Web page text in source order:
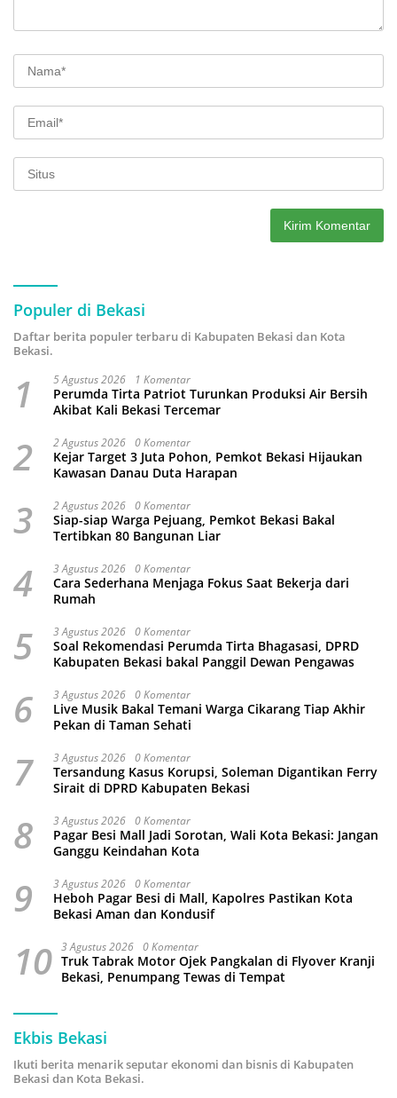
Populer di Bekasi
Daftar berita populer terbaru di Kabupaten Bekasi dan Kota
Bekasi.
1 5 Agustus 2026 1 Komentar
Perumda Tirta Patriot Turunkan Produksi Air Bersih
Akibat Kali Bekasi Tercemar
2 2 Agustus 2026 0 Komentar
Kejar Target 3 Juta Pohon, Pemkot Bekasi Hijaukan
Kawasan Danau Duta Harapan
3 2 Agustus 2026 0 Komentar
Siap-siap Warga Pejuang, Pemkot Bekasi Bakal
Tertibkan 80 Bangunan Liar
4 3 Agustus 2026 0 Komentar
Cara Sederhana Menjaga Fokus Saat Bekerja dari
Rumah
5 3 Agustus 2026 0 Komentar
Soal Rekomendasi Perumda Tirta Bhagasasi, DPRD
Kabupaten Bekasi bakal Panggil Dewan Pengawas
6 3 Agustus 2026 0 Komentar
Live Musik Bakal Temani Warga Cikarang Tiap Akhir
Pekan di Taman Sehati
7 3 Agustus 2026 0 Komentar
Tersandung Kasus Korupsi, Soleman Digantikan Ferry
Sirait di DPRD Kabupaten Bekasi
8 3 Agustus 2026 0 Komentar
Pagar Besi Mall Jadi Sorotan, Wali Kota Bekasi: Jangan
Ganggu Keindahan Kota
9 3 Agustus 2026 0 Komentar
Heboh Pagar Besi di Mall, Kapolres Pastikan Kota
Bekasi Aman dan Kondusif
10 3 Agustus 2026 0 Komentar
Truk Tabrak Motor Ojek Pangkalan di Flyover Kranji
Bekasi, Penumpang Tewas di Tempat
Ekbis Bekasi
Ikuti berita menarik seputar ekonomi dan bisnis di Kabupaten
Bekasi dan Kota Bekasi.